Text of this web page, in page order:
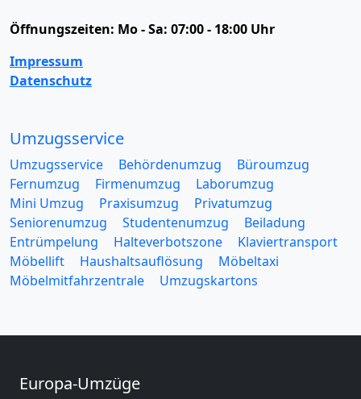
Öffnungszeiten: Mo - Sa: 07:00 - 18:00 Uhr
Impressum
Datenschutz
Umzugsservice
Umzugsservice Behördenumzug
Büroumzug
Fernumzug
Firmenumzug
Laborumzug
Mini Umzug
Praxisumzug
Privatumzug
Seniorenumzug
Studentenumzug
Beiladung
Entrümpelung
Halteverbotszone
Klaviertransport
Möbellift
Haushaltsauflösung
Möbeltaxi
Möbelmitfahrzentrale
Umzugskartons
Europa-Umzüge